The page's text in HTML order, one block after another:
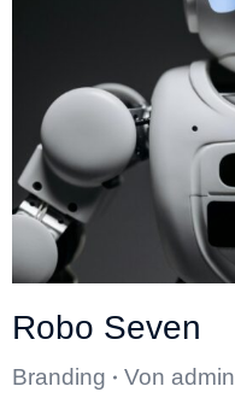
Robo Seven
Branding Von admin